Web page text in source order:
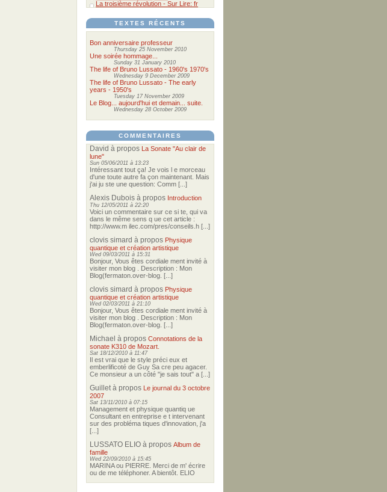
La troisième révolution - Sur Lire: fr
TEXTES RÉCENTS
Bon anniversaire professeur
Thursday 25 November 2010
Une soirée hommage...
Sunday 31 January 2010
The life of Bruno Lussato - 1960's 1970's
Wednesday 9 December 2009
The life of Bruno Lussato - The early
years - 1950's
Tuesday 17 November 2009
Le Blog... aujourd'hui et demain... suite.
Wednesday 28 October 2009
COMMENTAIRES
David à propos La Sonate "Au clair de
lune"
Sun 05/06/2011 à 13:23
Intéressant tout ça! Je vois l e morceau
d'une toute autre fa çon maintenant. Mais
j'ai ju ste une question: Comm [...]
Alexis Dubois à propos Introduction
Thu 12/05/2011 à 22:20
Voici un commentaire sur ce si te, qui va
dans le même sens q ue cet article :
http://www.m ilec.com/pres/conseils.h [...]
clovis simard à propos Physique
quantique et création artistique
Wed 09/03/2011 à 15:31
Bonjour, Vous êtes cordiale ment invité à
visiter mon blog . Description : Mon
Blog(fermaton.over-blog. [...]
clovis simard à propos Physique
quantique et création artistique
Wed 02/03/2011 à 21:10
Bonjour, Vous êtes cordiale ment invité à
visiter mon blog . Description : Mon
Blog(fermaton.over-blog. [...]
Michael à propos Connotations de la
sonate K310 de Mozart.
Sat 18/12/2010 à 11:47
Il est vrai que le style préci eux et
emberlificoté de Guy Sa cre peu agacer.
Ce monsieur a un côté "je sais tout" a [...]
Guilletà propos Le journal du 3 octobre
2007
Sat 13/11/2010 à 07:15
Management et physique quantiq ue
Consultant en entreprise e t intervenant
sur des probléma tiques d'innovation, j'a
[...]
LUSSATO ELIO à propos Album de
famille
Wed 22/09/2010 à 15:45
MARINA ou PIERRE. Merci de m' écrire
ou de me téléphoner. A bientôt. ELIO